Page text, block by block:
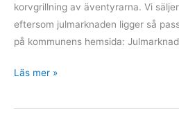
korvgrillning av äventyrarna. Vi
eftersom julmarknaden ligger så
på kommunens hemsida:
Julmarknad
Ulleråkersområdet
Läs mer »